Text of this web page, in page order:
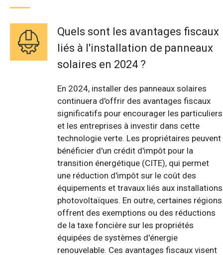
Quels sont les avantages fiscaux
liés à l'installation de panneaux
solaires en 2024 ?
En 2024, installer des panneaux solaires
continuera d'offrir des avantages fiscaux
significatifs pour encourager les particuliers
et les entreprises à investir dans cette
technologie verte. Les propriétaires peuvent
bénéficier d'un crédit d'impôt pour la
transition énergétique (CITE), qui permet
une réduction d'impôt sur le coût des
équipements et travaux liés aux installations
photovoltaïques. En outre, certaines régions
offrent des exemptions ou des réductions
de la taxe foncière sur les propriétés
équipées de systèmes d'énergie
renouvelable. Ces avantages fiscaux visent